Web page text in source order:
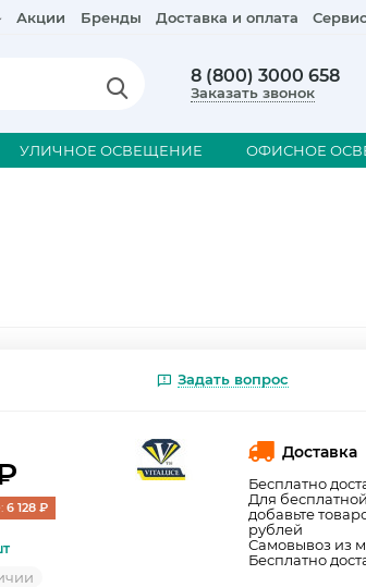
Акции Бренды Доставка и оплата Сервис
8 (800) 3000 658
Заказать звонок
УЛИЧНОЕ ОСВЕЩЕНИЕ ОФИСНОЕ
Задать вопрос
6 128 ₽
Доставка
Бесплатно
Для
добавьте
рублей
Самовывоз из
Бесплатно